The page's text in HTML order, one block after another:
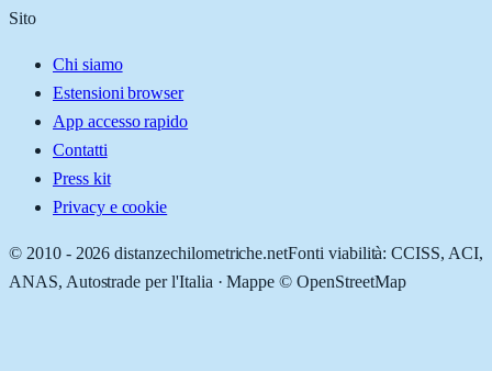
Sito
Chi siamo
Estensioni browser
App accesso rapido
Contatti
Press kit
Privacy e cookie
© 2010 - 2026 distanzechilometriche.netFonti viabilità: CCISS, ACI,
ANAS, Autostrade per l'Italia · Mappe © OpenStreetMap